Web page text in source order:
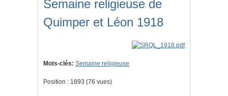
Semaine religieuse de
Quimper et Léon 1918
Mots-clés: Semaine religieuse
Position : 1893 (76 vues)